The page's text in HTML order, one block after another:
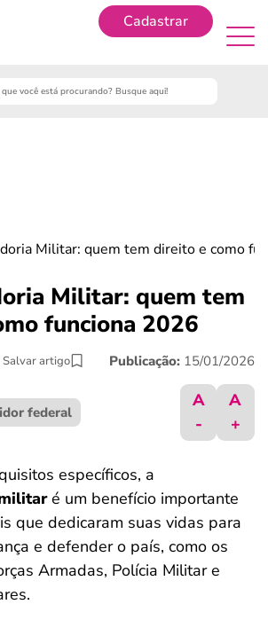
Cadastrar
Militar: quem tem direito e como
Militar: quem tem
funciona 2026
Salvar artigo Publicação: 15/01/2026
federal
A
-
A
+
específicos, a
é um benefício importante
que dedicaram suas vidas para
e defender o país, como os
Armadas, Polícia Militar e